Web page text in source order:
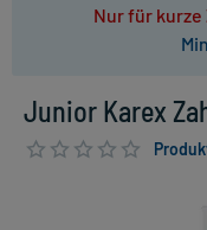
Nur für kurze
Junior Karex